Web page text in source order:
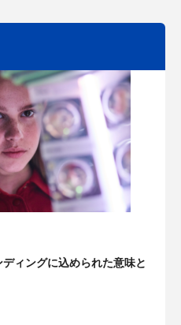
ディングに込められた意味と